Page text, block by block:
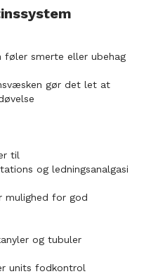
smerte eller ubehag
gør det let at
til
og ledningsanalgasi
mulighed for god
og tubuler
units fodkontrol